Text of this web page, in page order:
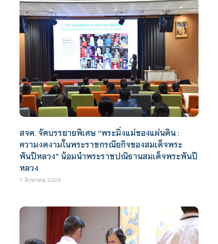
สจด. จัดบรรยายพิเศษ “พระมิ่งแม่ของแผ่นดิน :
ความงดงามในพระราชกรณียกิจของสมเด็จพระ
พันปีหลวง” น้อมนำพระราชปณิธานสมเด็จพระพันปี
หลวง
7 สิงหาคม 2026